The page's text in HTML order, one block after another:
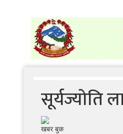
सूर्यज्योति
खबर बुक